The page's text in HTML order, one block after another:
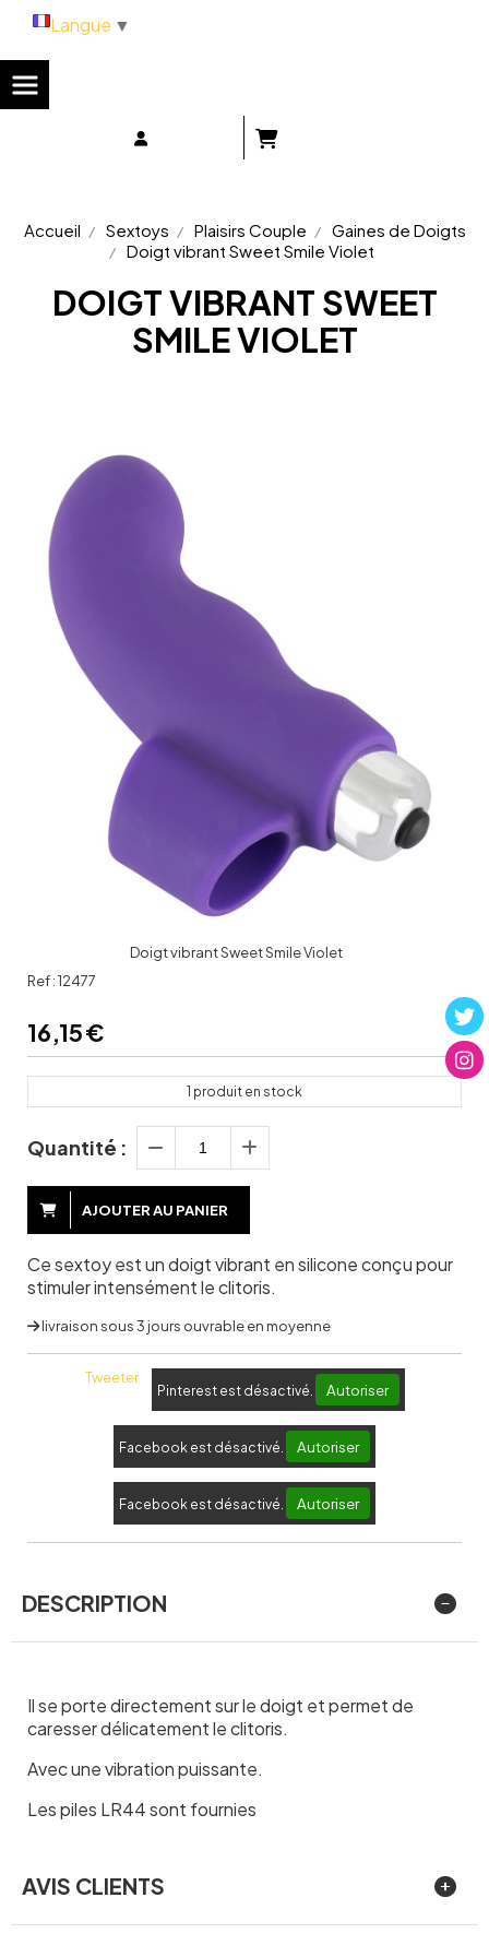
Accueil Sextoys Plaisirs Couple
Gaines de Doigts
Doigt vibrant Sweet Smile Violet
DOIGT VIBRANT SWEET
SMILE VIOLET
Doigt vibrant Sweet Smile Violet
Ref :12477
16,15€
1 produit en stock
Quantité :
AJOUTER AU PANIER
Ce sextoy est un doigt vibrant en silicone conçu pour
stimuler intensément le clitoris.
livraison sous 3 jours ouvrable en moyenne
Tweeter
Pinterest est désactivé. Autoriser
Facebook est désactivé. Autoriser
Facebook est désactivé. Autoriser
DESCRIPTION
Il se porte directement sur le doigt et permet de
caresser délicatement le clitoris.
Avec une vibration puissante.
Les piles LR44 sont fournies
AVIS CLIENTS
Langue ▼